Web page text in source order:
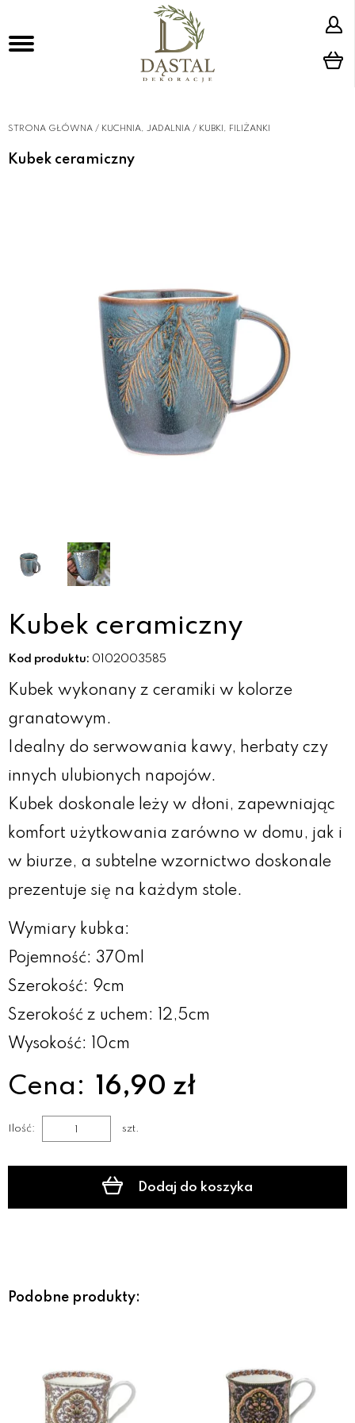
STRONA GŁÓWNA / KUCHNIA, JADALNIA / KUBKI, FILIŻANKI
Kubek ceramiczny
Kubek ceramiczny
Kod produktu: 0102003585
Kubek wykonany z ceramiki w kolorze
granatowym.
Idealny do serwowania kawy, herbaty czy
innych ulubionych napojów.
Kubek doskonale leży w dłoni, zapewniając
komfort użytkowania zarówno w domu, jak i
w biurze, a subtelne wzornictwo doskonale
prezentuje się na każdym stole.
Wymiary kubka:
Pojemność: 370ml
Szerokość: 9cm
Szerokość z uchem: 12,5cm
Wysokość: 10cm
Cena: 16,90 zł
Ilość: szt.
Dodaj do koszyka
Podobne produkty: